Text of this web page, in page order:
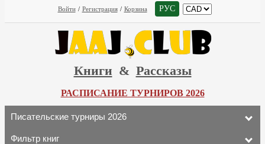
Войти / Регистрация / Корзина РУС
Книги & Рассказы
РАСПИСАНИЕ ТУРНИРОВ 2026
Писательские турниры 2026
Фильтр книг